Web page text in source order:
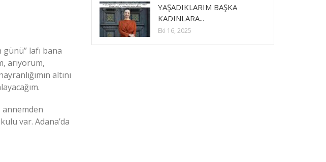
lafı bana
arıyorum,
altını
annemden
var. Adana’da
YAŞADIKLARIM BAŞKA
KADINLARA...
Eki 16, 2025